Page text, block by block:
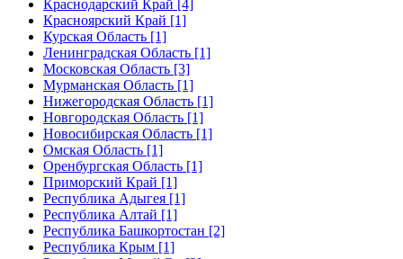
Краснодарский Край [4]
Красноярский Край [1]
Курская Область [1]
Ленинградская Область [1]
Московская Область [3]
Мурманская Область [1]
Нижегородская Область [1]
Новгородская Область [1]
Новосибирская Область [1]
Омская Область [1]
Оренбургская Область [1]
Приморский Край [1]
Республика Адыгея [1]
Республика Алтай [1]
Республика Башкортостан [2]
Республика Крым [1]